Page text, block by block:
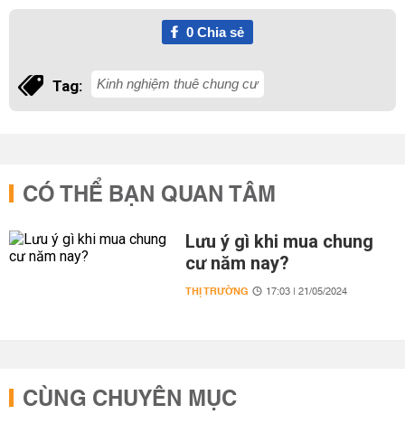
0Chia sẻ
Tag: Kinh nghiệm thuê chung cư
CÓ THỂ BẠN QUAN TÂM
Lưu ý gì khi mua chung
cư năm nay?
THỊ TRƯỜNG 17:03 | 21/05/2024
CÙNG CHUYÊN MỤC